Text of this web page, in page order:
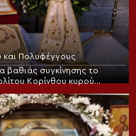
και Πολυφέγγους
βαθιάς συγκίνησης το
Κορίνθου κυρού